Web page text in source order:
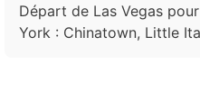
Départ de Las Vegas
York : Chinatown, Little